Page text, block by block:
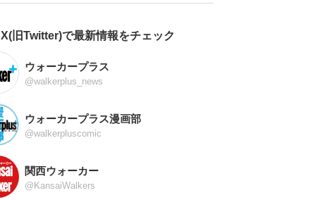
X(旧Twitter)で最新情報をチェック
ウォーカープラス
@walkerplus_news
ウォーカープラス漫画部
@walkerpluscomic
関西ウォーカー
@KansaiWalkers